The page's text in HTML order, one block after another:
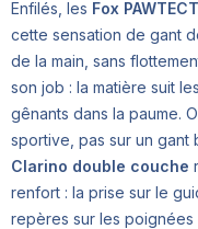
Enfilés, les Fox
cette sensation de gant
de la main, sans
son job : la matière suit
gênants dans la paume.
sportive, pas sur un gant
Clarino double couche
renfort : la prise sur le
repères sur les poignées